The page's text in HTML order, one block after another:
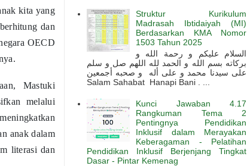
kita yang
dan
OECD
Mastuki
melalui
anak dalam
literasi dan
Struktur Kurikulum
Madrasah Ibtidaiyah (MI)
Berdasarkan KMA Nomor
1503 Tahun 2025
السلام عليكم و رحمة الله و
بركاته بسم الله و الحمد لله اللهم صل و سلم
على سيدنا محمد و على أله و صحبه أجمعين
Salam Sahabat Hanapi Bani . ...
Kunci Jawaban 4.17
Rangkuman Tema 2
Pentingnya Pendidikan
Inklusif dalam Merayakan
Keberagaman - Pelatihan
Pendidikan Inklusif Berjenjang Tingkat
Dasar - Pintar Kemenag